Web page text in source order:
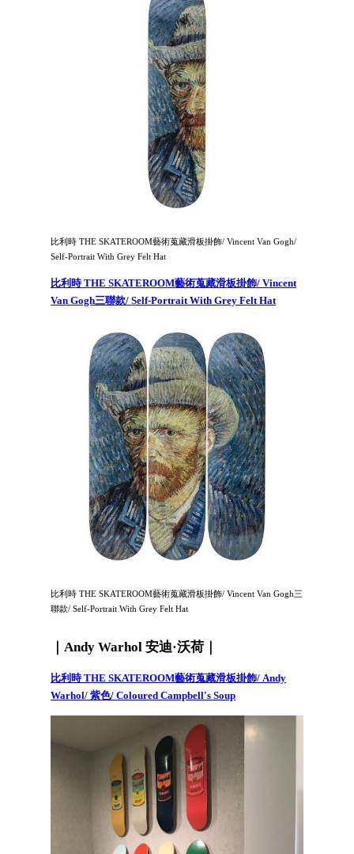
比利時 THE SKATEROOM藝術蒐藏滑板掛飾/ Vincent Van Gogh/
Self-Portrait With Grey Felt Hat
比利時 THE SKATEROOM藝術蒐藏滑板掛飾/ Vincent
Van Gogh三聯款/ Self-Portrait With Grey Felt Hat
比利時 THE SKATEROOM藝術蒐藏滑板掛飾/ Vincent Van Gogh三
聯款/ Self-Portrait With Grey Felt Hat
｜Andy Warhol 安迪·沃荷｜
比利時 THE SKATEROOM藝術蒐藏滑板掛飾/ Andy
Warhol/ 紫色/ Coloured Campbell's Soup